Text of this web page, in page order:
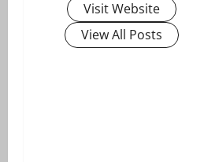
Visit Website
View All Posts